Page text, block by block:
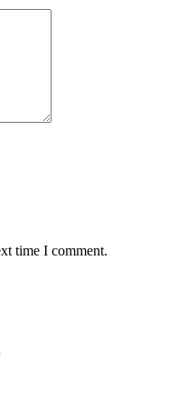
time I comment.